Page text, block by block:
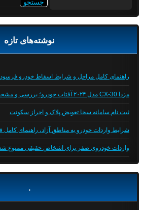
نوشته‌های تازه
راهنمای کامل مراحل و شرایط اسقاط خودرو فرسوده (14 مرداد
مزدا CX-30 مدل ۲۰۲۴ آفتاب خودرو؛ بررسی و مشخصات فنی
ثبت نام سامانه سخا تعویض پلاک و احراز سکونت
شرایط واردات خودرو به مناطق آزاد، راهنمای کامل
واردات خودروی صفر برای اشخاص حقیقی ممنوع
.